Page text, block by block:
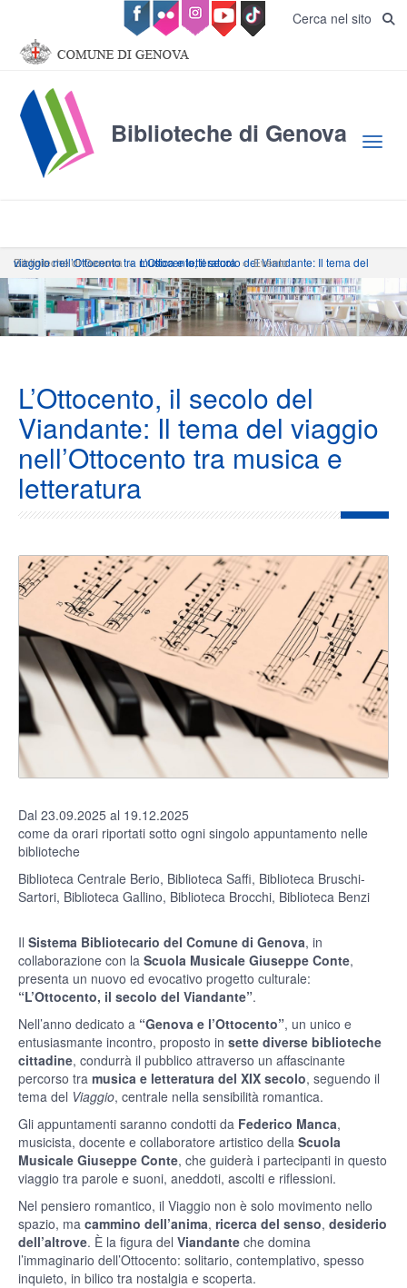
Salta al contenuto principale Cerca nel sito
Biblioteche di Genova
Biblioteche di Genova»
L’Ottocento, il secolo del Viandante: Il tema del viaggio nell’Ottocento tra musica e letteratura»Evento
L’Ottocento, il secolo del
Viandante: Il tema del viaggio
nell’Ottocento tra musica e
letteratura
Dal 23.09.2025 al 19.12.2025
come da orari riportati sotto ogni singolo appuntamento nelle
biblioteche
Biblioteca Centrale Berio, Biblioteca Saffi, Biblioteca Bruschi-
Sartori, Biblioteca Gallino, Biblioteca Brocchi, Biblioteca Benzi
Il Sistema Bibliotecario del Comune di Genova, in
collaborazione con la Scuola Musicale Giuseppe Conte,
presenta un nuovo ed evocativo progetto culturale:
“L’Ottocento, il secolo del Viandante”.
Nell’anno dedicato a “Genova e l’Ottocento”, un unico e
entusiasmante incontro, proposto in sette diverse biblioteche
cittadine, condurrà il pubblico attraverso un affascinante
percorso tra musica e letteratura del XIX secolo, seguendo il
tema del Viaggio, centrale nella sensibilità romantica.
Gli appuntamenti saranno condotti da Federico Manca,
musicista, docente e collaboratore artistico della Scuola
Musicale Giuseppe Conte, che guiderà i partecipanti in questo
viaggio tra parole e suoni, aneddoti, ascolti e riflessioni.
Nel pensiero romantico, il Viaggio non è solo movimento nello
spazio, ma cammino dell’anima, ricerca del senso, desiderio
dell’altrove. È la figura del Viandante che domina
l’immaginario dell’Ottocento: solitario, contemplativo, spesso
inquieto, in bilico tra nostalgia e scoperta.